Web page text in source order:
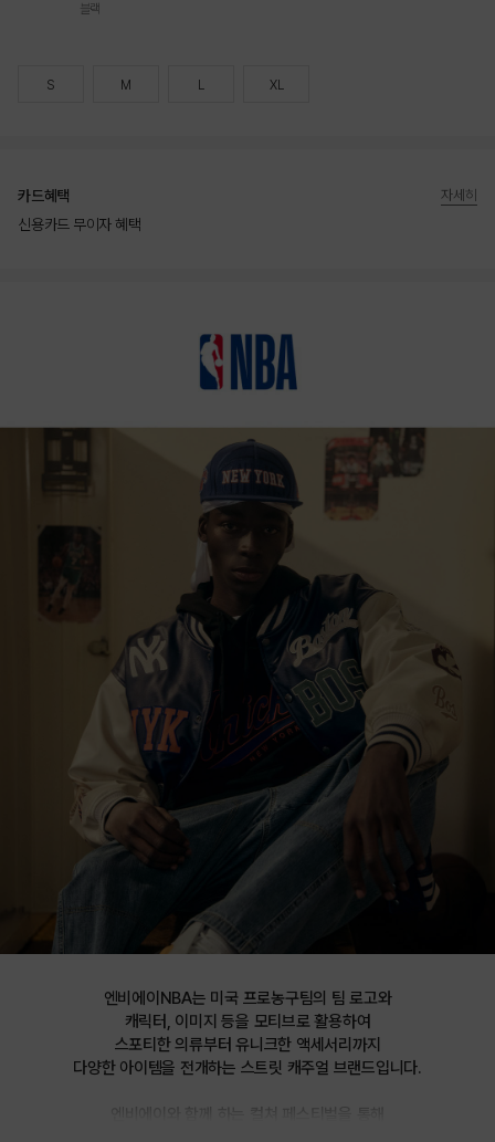
블랙
S M L XL
카드혜택
신용카드 무이자 혜택
자세히
엔비에이NBA는 미국 프로농구팀의 팀 로고와
캐릭터, 이미지 등을 모티브로 활용하여
스포티한 의류부터 유니크한 액세서리까지
다양한 아이템을 전개하는 스트릿 캐주얼 브랜드입니다.